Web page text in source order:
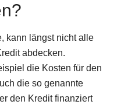
kann längst nicht alle
abdecken.
die Kosten für den
die so genannte
den Kredit finanziert